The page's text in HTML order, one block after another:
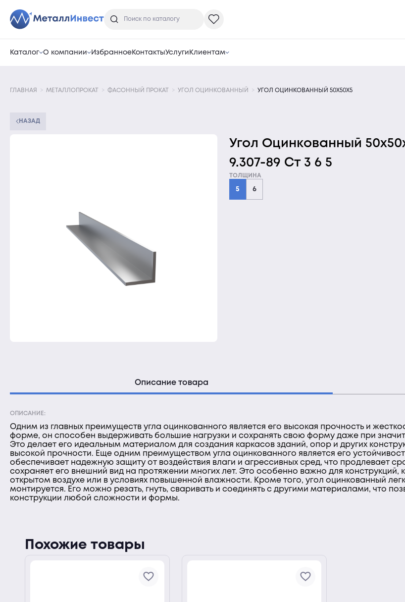
Каталог О компании ИзбранноеКонтактыУслуги Клиентам
ГЛАВНАЯ МЕТАЛЛОПРОКАТ ФАСОННЫЙ ПРОКАТ УГОЛ ОЦИНКОВАННЫЙ УГОЛ ОЦИНКОВАННЫЙ 50Х50Х5
НАЗАД
Угол Оцинкованный
9.307-89 Ст 3 6 5
ТОЛЩИНА
5 6
Описание товара
ОПИСАНИЕ:
Одним из главных преимуществ угла оцинкованного является его высокая прочность и
форме, он способен выдерживать большие нагрузки и сохранять свою форму даже при
Это делает его идеальным материалом для создания каркасов зданий, опор и других
высокой прочности. Еще одним преимуществом угла оцинкованного является его
обеспечивает надежную защиту от воздействия влаги и агрессивных сред, что продлевает
сохраняет его внешний вид на протяжении многих лет. Это особенно важно для конструкций,
открытом воздухе или в условиях повышенной влажности. Кроме того, угол оцинкованный
монтируется. Его можно резать, гнуть, сваривать и соединять с другими материалами, что
конструкции любой сложности и формы.
Похожие товары